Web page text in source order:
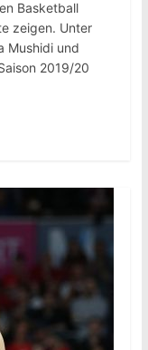
Basketball
zeigen. Unter
Mushidi und
2019/20